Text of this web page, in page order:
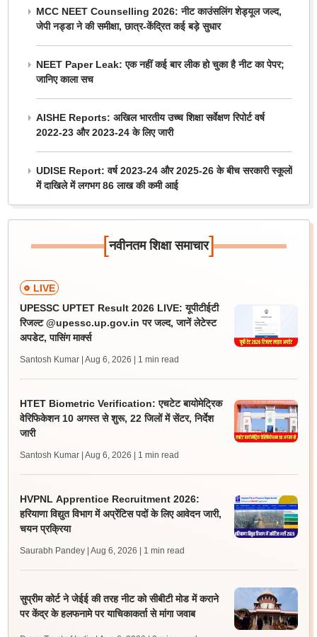
MCC NEET Counselling 2026: नीट काउंसलिंग शेड्यूल जल्द,
जेपी नड्डा ने की समीक्षा, छात्र-केंद्रित कई बड़े सुधार
NEET Paper Leak: एक नहीं कई बार लीक हो चुका है नीट का पेपर;
जानिए काला सच
AISHE Reports: अखिल भारतीय उच्च शिक्षा सर्वेक्षण रिपोर्ट वर्ष
2022-23 और 2023-24 के लिए जारी
UDISE Report: वर्ष 2023-24 और 2025-26 के बीच सरकारी स्कूलों
में दाखिले में लगभग 86 लाख की कमी आई
[नवीनतम शिक्षा समाचार]
LIVE
UPESSC UPTET Result 2026 LIVE: यूपीटीईटी
रिजल्ट @upessc.up.gov.in पर जल्द, जानें लेटेस्ट
अपडेट, पासिंग मार्क्स
Santosh Kumar | Aug 6, 2026 | 1 min read
HTET Biometric Verification: एचटेट बायोमेट्रिक
वेरिफिकेशन 10 अगस्त से शुरू, 22 जिलों में सेंटर, निर्देश
जारी
Santosh Kumar | Aug 6, 2026 | 1 min read
HVPNL Apprentice Recruitment 2026:
हरियाणा विद्युत विभाग में अप्रेंटिस पदों के लिए आवेदन जारी,
चयन प्रक्रिया
Saurabh Pandey | Aug 6, 2026 | 1 min read
सुप्रीम कोर्ट ने जेईई की तरह नीट को सीबीटी मोड में कराने
पर केंद्र के हलफनामे पर याचिकाकर्ता से मांगा जवाब